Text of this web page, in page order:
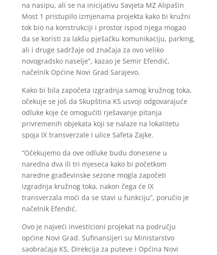
na nasipu, ali se na inicijativu Savjeta MZ Alipašin
Most 1 pristupilo izmjenama projekta kako bi kružni
tok bio na konstrukciji i prostor ispod njega mogao
da se koristi za lakšu pješačku komunikaciju, parking,
ali i druge sadržaje od značaja za ovo veliko
novogradsko naselje”, kazao je Semir Efendić,
načelnik Općine Novi Grad Sarajevo.
Kako bi bila započeta izgradnja samog kružnog toka,
očekuje se još da Skupština KS usvoji odgovarajuće
odluke koje će omogućiti rješavanje pitanja
privremenih objekata koji se nalaze na lokalitetu
spoja IX transverzale i ulice Safeta Zajke.
“Očekujemo da ove odluke budu donesene u
naredna dva ili tri mjeseca kako bi početkom
naredne građevinske sezone mogla započeti
izgradnja kružnog toka, nakon čega će IX
transverzala moći da se stavi u funkciju”, poručio je
načelnik Efendić.
Ovo je najveći investicioni projekat na području
općine Novi Grad. Sufinansijeri su Ministarstvo
saobraćaja KS, Direkcija za puteve i Općina Novi